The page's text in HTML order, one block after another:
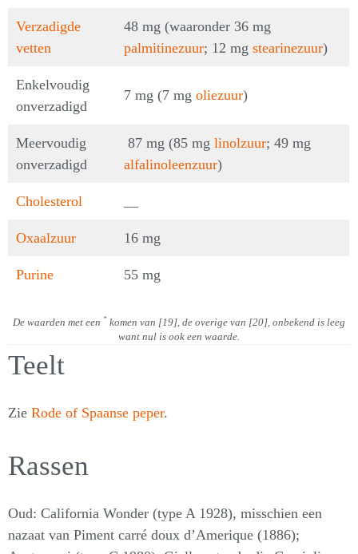
Verzadigde
vetten
48 mg (waaronder 36 mg
palmitinezuur; 12 mg stearinezuur)
Enkelvoudig
onverzadigd
7 mg (7 mg oliezuur)
Meervoudig
onverzadigd
87 mg (85 mg linolzuur; 49 mg
alfalinoleenzuur)
Cholesterol
Oxaalzuur 16 mg
Purine 55 mg
De waarden met een * komen van [19], de overige van [20], onbekend is leeg
want nul is ook een waarde.
Teelt
Zie Rode of Spaanse peper.
Rassen
Oud: California Wonder (type A 1928), misschien een
nazaat van Piment carré doux d’Amerique (1886);